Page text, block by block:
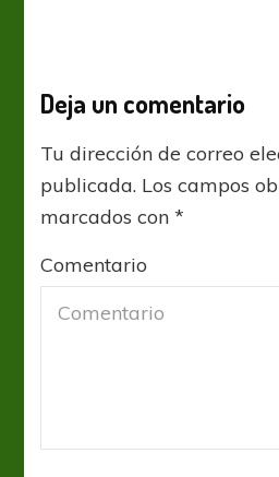
Deja un comentario
Tu dirección de correo
publicada. Los campos
marcados con*
Comentario